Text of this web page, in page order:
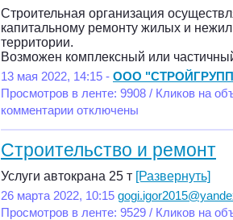
Строительная организация
капитальному ремонту жилых и
территории.
Возможен комплексный или
13 мая 2022, 14:15 - ООО
Просмотров в ленте: 9908 / Кликов на
комментарии отключены
Строительство и ремонт
Услуги автокрана 25 т [Развернуть]
26 марта 2022, 10:15
Просмотров в ленте: 9529 / Кликов на